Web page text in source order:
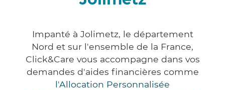
Impanté à Jolimetz, le département
Nord et sur l'ensemble de la France,
Click&Care vous accompagne dans vos
demandes d'aides financières comme
l'Allocation Personnalisée